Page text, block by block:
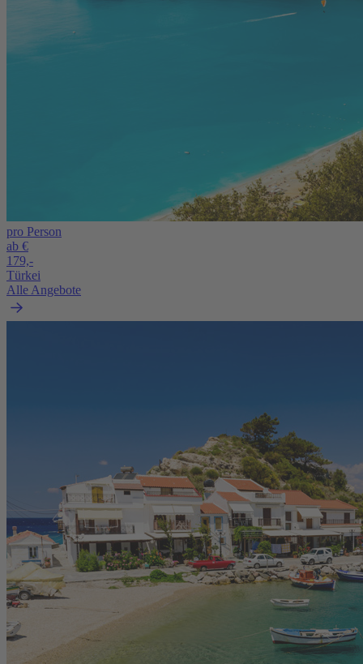
pro Person
ab €
179,-
Türkei
Alle Angebote